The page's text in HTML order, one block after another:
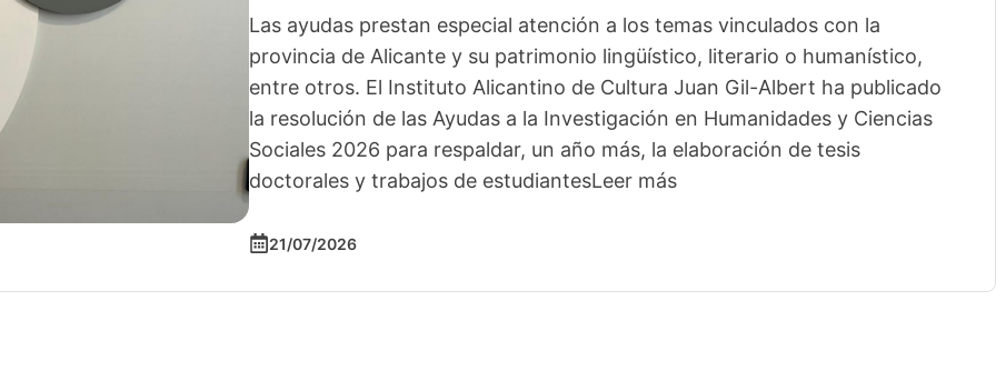
Las ayudas prestan especial atención a los temas vinculados con la
provincia de Alicante y su patrimonio lingüístico, literario o humanístico,
entre otros. El Instituto Alicantino de Cultura Juan Gil-Albert ha publicado
la resolución de las Ayudas a la Investigación en Humanidades y Ciencias
Sociales 2026 para respaldar, un año más, la elaboración de tesis
doctorales y trabajos de estudiantesLeer más
21/07/2026